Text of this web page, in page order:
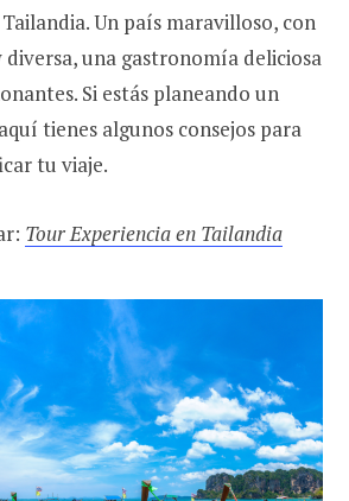
Un país maravilloso, con
una gastronomía deliciosa
Si estás planeando un
tienes algunos consejos para
tu viaje.
Tour Experiencia en Tailandia